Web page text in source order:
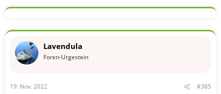
k
o
e
n
Lavendula
Foren-Urgestein
19. Nov. 2022 #385